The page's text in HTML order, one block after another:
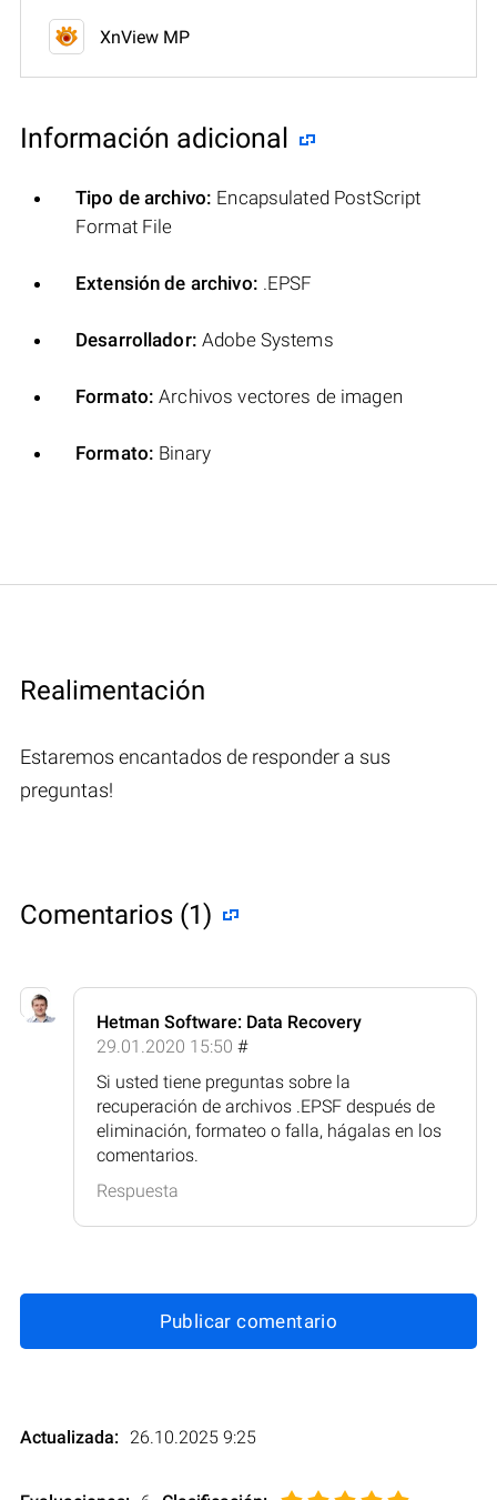
XnView MP
Información adicional
Tipo de archivo: Encapsulated PostScript
Format File
Extensión de archivo: .EPSF
Desarrollador: Adobe Systems
Formato: Archivos vectores de imagen
Formato: Binary
Realimentación
Estaremos encantados de responder a sus
preguntas!
Comentarios (1)
Hetman Software: Data Recovery
29.01.2020 15:50 #
Si usted tiene preguntas sobre la
recuperación de archivos .EPSF después de
eliminación, formateo o falla, hágalas en los
comentarios.
Respuesta
Publicar comentario
Actualizada: 26.10.2025 9:25